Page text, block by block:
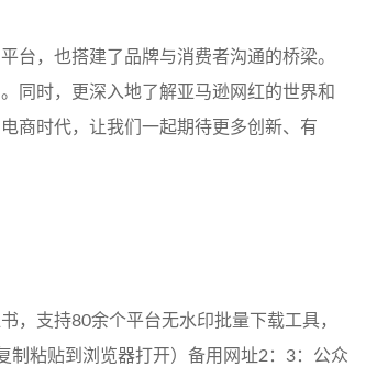
台，也搭建了品牌与消费者沟通的桥梁。
同时，更深入地了解亚马逊网红的世界和
商时代，让我们一起期待更多创新、有
，支持80余个平台无水印批量下载工具，
粘贴到浏览器打开）备用网址2：3：公众